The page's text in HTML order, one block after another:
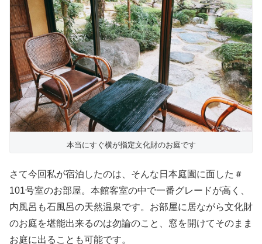
本当にすぐ横が指定文化財のお庭です
さて今回私が宿泊したのは、そんな日本庭園に面した＃
101号室のお部屋。本館客室の中で一番グレードが高く、
内風呂も石風呂の天然温泉です。お部屋に居ながら文化財
のお庭を堪能出来るのは勿論のこと、窓を開けてそのまま
お庭に出ることも可能です。